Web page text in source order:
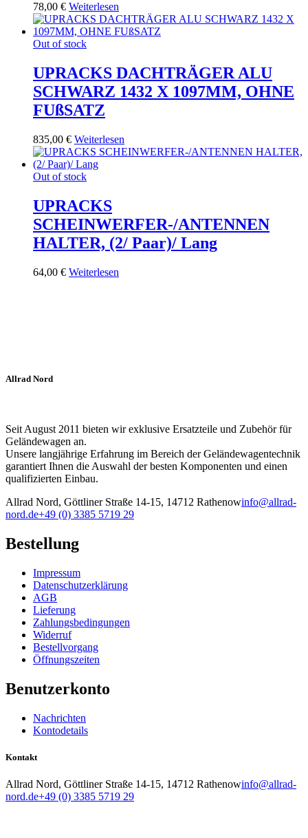
78,00 € Weiterlesen
Out of stock
UPRACKS DACHTRÄGER ALU
SCHWARZ 1432 X 1097MM, OHNE
FUßSATZ
835,00 € Weiterlesen
Out of stock
UPRACKS
SCHEINWERFER-/ANTENNEN
HALTER, (2/ Paar)/ Lang
64,00 € Weiterlesen
Allrad Nord
Seit August 2011 bieten wir exklusive Ersatzteile und Zubehör für
Geländewagen an.
Unsere langjährige Erfahrung im Bereich der Geländewagentechnik
garantiert Ihnen die Auswahl der besten Komponenten und einen
qualifizierten Einbau.
Allrad Nord, Göttliner Straße 14-15, 14712 Rathenowinfo@allrad-
nord.de+49 (0) 3385 5719 29
Bestellung
Impressum
Datenschutzerklärung
AGB
Lieferung
Zahlungsbedingungen
Widerruf
Bestellvorgang
Öffnungszeiten
Benutzerkonto
Nachrichten
Kontodetails
Kontakt
Allrad Nord, Göttliner Straße 14-15, 14712 Rathenowinfo@allrad-
nord.de+49 (0) 3385 5719 29